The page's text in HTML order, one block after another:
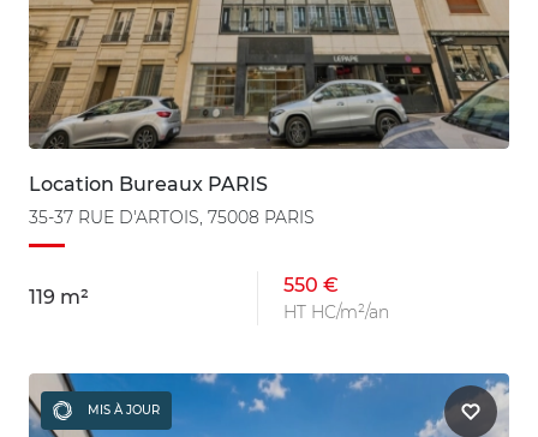
Location Bureaux PARIS
35-37 RUE D'ARTOIS, 75008 PARIS
119 m²
550 €
HT HC/m²/an
MIS À JOUR